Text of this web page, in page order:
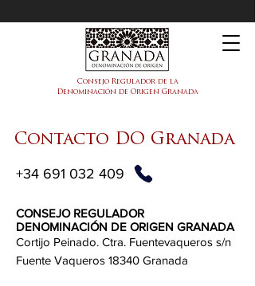
Consejo Regulador de la
Denominación de Origen Granada
Contacto DO Granada
+34 691 032 409
CONSEJO REGULADOR
DENOMINACIÓN DE ORIGEN GRANADA
Cortijo Peinado. Ctra. Fuentevaqueros s/n
Fuente Vaqueros 18340 Granada